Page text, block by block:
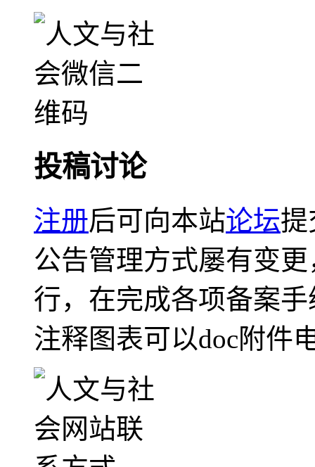
投稿讨论
注册后可向本站论坛提
公告管理方式屡有变
行，在完成各项备案
注释图表可以doc附件